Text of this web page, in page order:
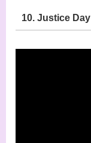
10. Justice Day